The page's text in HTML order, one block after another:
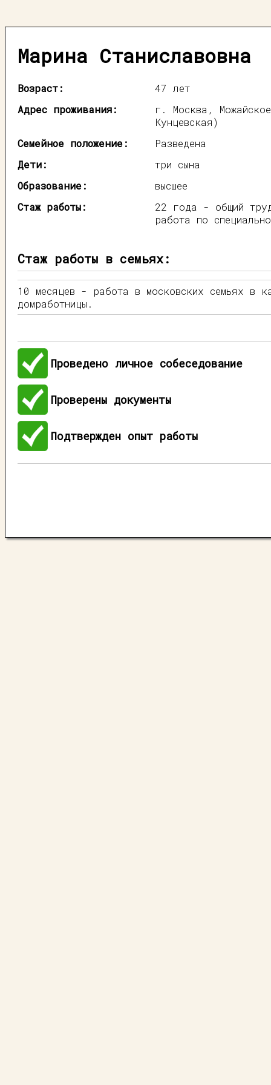
Марина Станиславовна
Возраст:
47 лет
Адрес проживания:
г. Москва,
Кунцевская)
Семейное положение:
Разведена
Дети:
три сына
Образование:
высшее
Стаж работы:
22 года - общий
работа по
Стаж работы в семьях:
10 месяцев - работа в московских семьях в
домработницы.
Проведено личное собеседование
Проверены документы
Подтвержден опыт работы